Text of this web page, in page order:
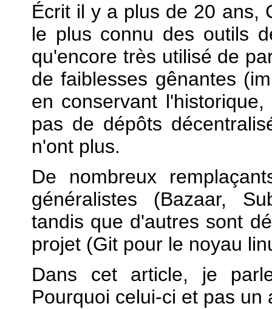
Écrit il y a plus de 20 ans,
le plus connu des outils
qu'encore très utilisé de
de faiblesses gênantes
en conservant
pas de dépôts
n'ont plus.
De nombreux
généralistes (Bazaar,
tandis que d'autres sont
projet (Git pour le noyau
Dans cet article, je
Pourquoi celui-ci et pas